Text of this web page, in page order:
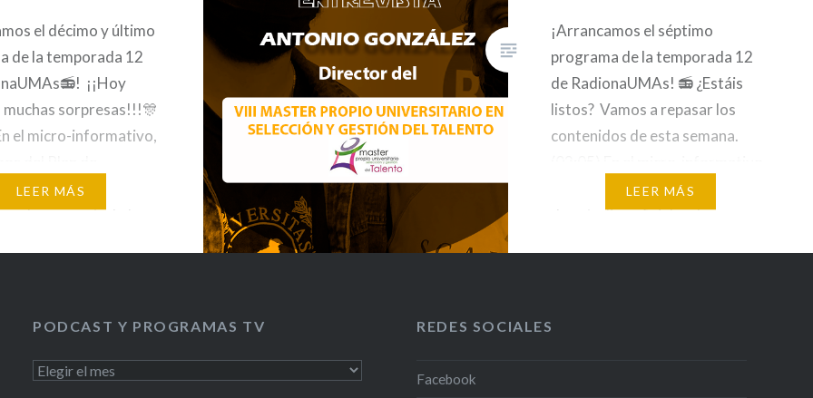
el décimo y último
de la temporada 12
¡¡Hoy
sorpresas!!!🎊
el micro-informativo,
de Conductas
ha presentado la
Europeo de los
el…
LEER MÁS
¡Arrancamos el séptimo
programa de la temporada 12
de RadionaUMAs! 📻 ¿Estáis
listos? Vamos a repasar los
contenidos de esta semana.
hablaremos de la implantación
de estudios oficiales de
LEER MÁS
PODCAST Y PROGRAMAS TV
PODCAST
REDES SOCIALES
Facebook